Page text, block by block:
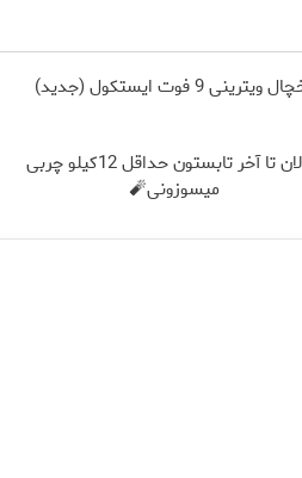
ویترینی 9 فوت ایستکول (جدید)
از الان تا آخر تابستون حداقل 12کیلو چربی
میسوزونی🧨